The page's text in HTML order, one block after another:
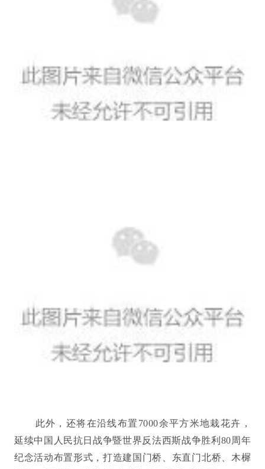
此外，还将在沿线布置7000余平方米地栽花卉，
延续中国人民抗日战争暨世界反法西斯战争胜利80周年
纪念活动布置形式，打造建国门桥、东直门北桥、木樨